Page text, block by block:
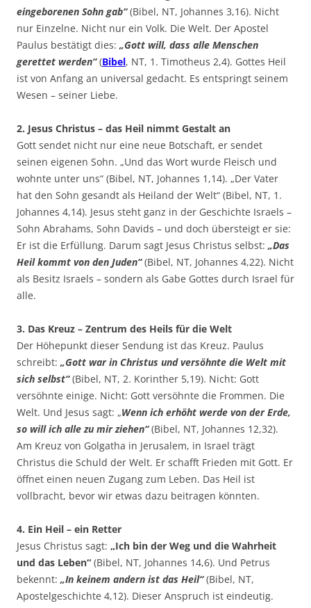
eingeborenen Sohn gab“(Bibel, NT, Johannes 3,16). Nicht
nur Einzelne. Nicht nur ein Volk. Die Welt. Der Apostel
Paulus bestätigt dies: „Gott will, dass alle Menschen
gerettet werden“(Bibel, NT, 1. Timotheus 2,4). Gottes Heil
ist von Anfang an universal gedacht. Es entspringt seinem
Wesen – seiner Liebe.
2. Jesus Christus – das Heil nimmt Gestalt an
Gott sendet nicht nur eine neue Botschaft, er sendet
seinen eigenen Sohn. „Und das Wort wurde Fleisch und
wohnte unter uns“ (Bibel, NT, Johannes 1,14). „Der Vater
hat den Sohn gesandt als Heiland der Welt“ (Bibel, NT, 1.
Johannes 4,14). Jesus steht ganz in der Geschichte Israels –
Sohn Abrahams, Sohn Davids – und doch übersteigt er sie:
Er ist die Erfüllung. Darum sagt Jesus Christus selbst: „Das
Heil kommt von den Juden“(Bibel, NT, Johannes 4,22). Nicht
als Besitz Israels – sondern als Gabe Gottes durch Israel für
alle.
3. Das Kreuz – Zentrum des Heils für die Welt
Der Höhepunkt dieser Sendung ist das Kreuz. Paulus
schreibt: „Gott war in Christus und versöhnte die Welt mit
sich selbst“(Bibel, NT, 2. Korinther 5,19). Nicht: Gott
versöhnte einige. Nicht: Gott versöhnte die Frommen. Die
Welt. Und Jesus sagt: „Wenn ich erhöht werde von der Erde,
so will ich alle zu mir ziehen“(Bibel, NT, Johannes 12,32).
Am Kreuz von Golgatha in Jerusalem, in Israel trägt
Christus die Schuld der Welt. Er schafft Frieden mit Gott. Er
öffnet einen neuen Zugang zum Leben. Das Heil ist
vollbracht, bevor wir etwas dazu beitragen könnten.
4. Ein Heil – ein Retter
Jesus Christus sagt: „Ich bin der Weg und die Wahrheit
und das Leben“ (Bibel, NT, Johannes 14,6). Und Petrus
bekennt: „In keinem andern ist das Heil“(Bibel, NT,
Apostelgeschichte 4,12). Dieser Anspruch ist eindeutig.